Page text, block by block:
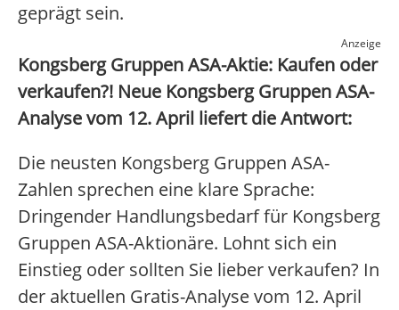
geprägt sein.
Anzeige
Kongsberg Gruppen ASA-Aktie: Kaufen oder
verkaufen?! Neue Kongsberg Gruppen ASA-
Analyse vom 12. April liefert die Antwort:
Die neusten Kongsberg Gruppen ASA-
Zahlen sprechen eine klare Sprache:
Dringender Handlungsbedarf für Kongsberg
Gruppen ASA-Aktionäre. Lohnt sich ein
Einstieg oder sollten Sie lieber verkaufen? In
der aktuellen Gratis-Analyse vom 12. April